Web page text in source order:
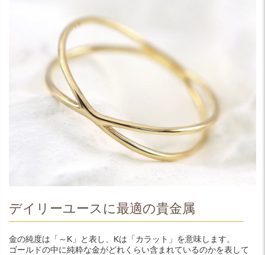
デイリーユースに最適の貴金属
金の純度は「～K」と表し、Kは「カラット」を意味します。
ゴールドの中に純粋な金がどれくらい含まれているのかを表して